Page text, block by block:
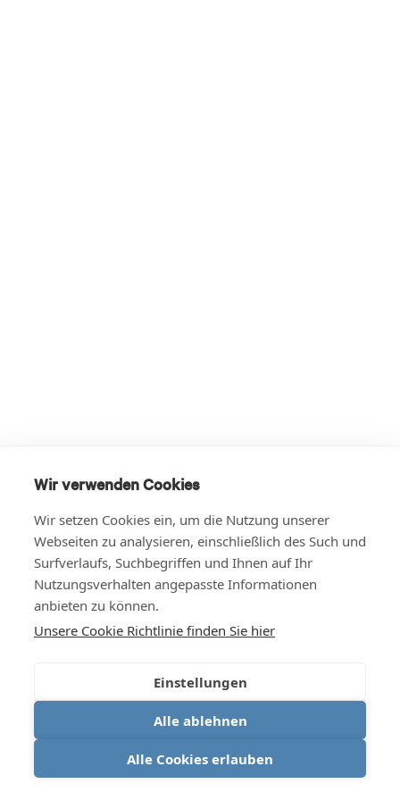
Wir verwenden Cookies
Wir setzen Cookies ein, um die Nutzung unserer
Webseiten zu analysieren, einschließlich des Such und
Surfverlaufs, Suchbegriffen und Ihnen auf Ihr
Nutzungsverhalten angepasste Informationen
anbieten zu können.
Unsere Cookie Richtlinie finden Sie hier
Einstellungen
Alle ablehnen
Alle Cookies erlauben